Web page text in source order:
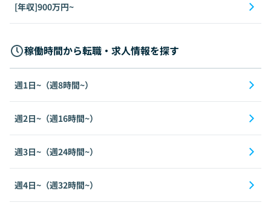
[年収]900万円~
稼働時間から転職・求人情報を探す
週1日~（週8時間~）
週2日~（週16時間~）
週3日~（週24時間~）
週4日~（週32時間~）